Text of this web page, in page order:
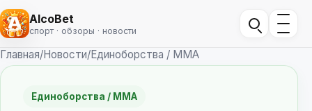
AlcoBet
спорт · обзоры · новости
Главная/Новости/Единоборства / ММА
Единоборства / ММА